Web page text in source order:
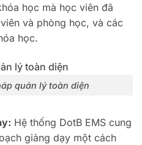
học mà học viên đã
và phòng học, và các
học.
quản lý toàn diện
Hệ thống DotB EMS cung
giảng dạy một cách